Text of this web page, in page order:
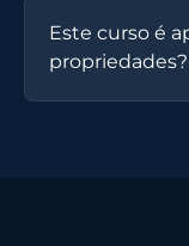
Este curso é
propriedades?